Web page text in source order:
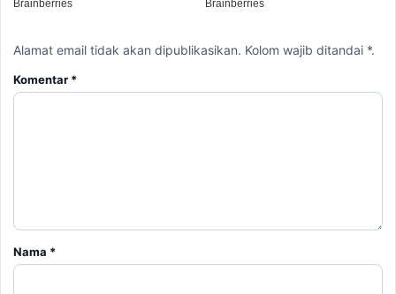
Alamat email tidak akan dipublikasikan. Kolom wajib ditandai *.
Komentar *
Nama *